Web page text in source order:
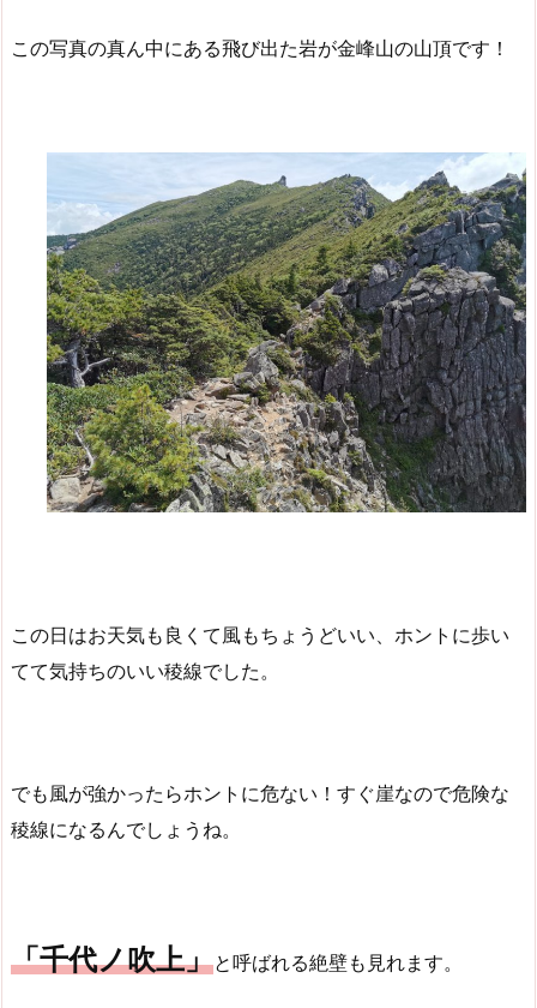
この写真の真ん中にある飛び出た岩が金峰山の山頂です！
この日はお天気も良くて風もちょうどいい、ホントに歩い
てて気持ちのいい稜線でした。
でも風が強かったらホントに危ない！すぐ崖なので危険な
稜線になるんでしょうね。
「千代ノ吹上」と呼ばれる絶壁も見れます。